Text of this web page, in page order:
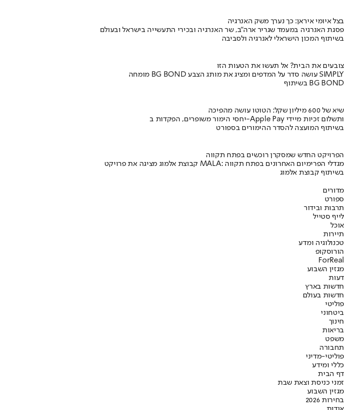
בצל איומי איראן: כך נערך משק האנרגיה
פסגת האנרגיה במעמד שגריר ארה"ב, שר האנרגיה ובכירי התעשייה בישראל ובעולם
בשיתוף המכון הישראלי לאנרגיה ולסביבה
צובעים את הבית? אל תעשו את הטעות הזו
מומחה BG BOND עושה סדר על המדפים ומציג את מותג הצבע SIMPLY
בשיתוף BG BOND
שיא של 600 מיליון שקל: הטוטו עושה מהפיכה
יחסי הימור משופרים, הפקדות ב-Apple Pay ותשלום זכיות מיידי
בשיתוף המועצה להסדר ההימורים בספורט
הפרויקט החדש שמסקרן רוכשים בפתח תקווה
קבוצת אלמוג מציגה את פרויקט MALA: מגדלי הפרימיום האחרונים בפתח תקווה
בשיתוף קבוצת אלמוג
מדורים
ספורט
תרבות ובידור
לייף סטייל
אוכל
תיירות
טכנולוגיה ומדע
הורוסקופ
ForReal
מגזין השבוע
דעות
חדשות בארץ
חדשות בעולם
פוליטי
ביטחוני
חינוך
בריאות
משפט
תחבורה
פוליטי-מדיני
כללי ומידע
דף הבית
זמני כניסת וצאת שבת
מגזין השבוע
בחירות 2026